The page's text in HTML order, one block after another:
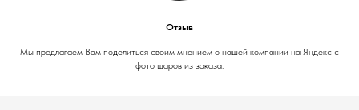
Отзыв
Мы предлагаем Вам поделиться своим мнением о нашей компании на Яндекс с
фото шаров из заказа.